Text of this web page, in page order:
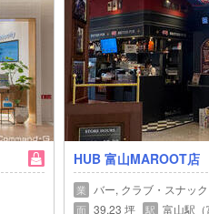
HUB 富山MAROOT店
業 バー, クラブ・スナック
面 39.23 坪 駅 富山駅（